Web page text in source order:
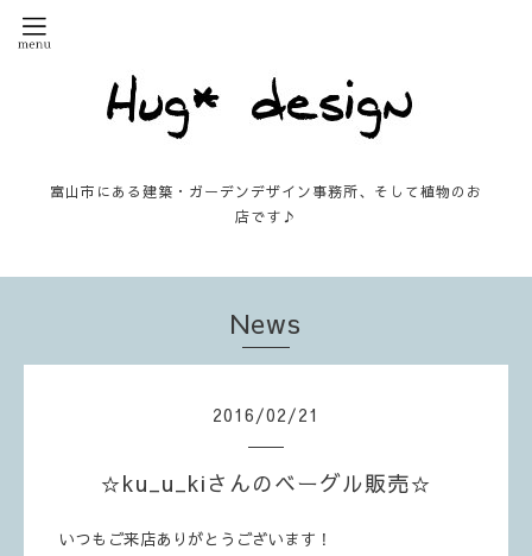
富山市にある建築・ガーデンデザイン事務所、そして植物のお
店です♪
News
2016/02/21
☆ku_u_kiさんのベーグル販売☆
いつもご来店ありがとうございます！